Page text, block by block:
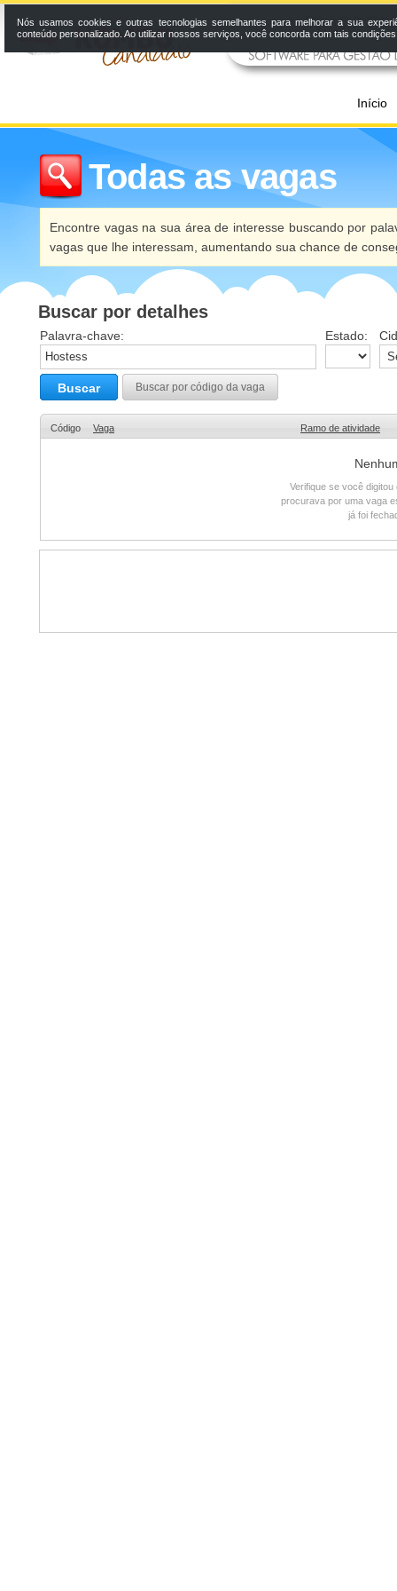
Início
Todas as vagas
Encontre vagas na sua área de interesse buscando por
vagas que lhe interessam, aumentando sua chance de
Buscar por detalhes
Palavra-chave: Estado:
Buscar Buscar por código da vaga
Código Vaga Ramo de atividade
Verifique se você
procurava por uma vaga
já foi
Nós usamos cookies e outras tecnologias semelhantes para melhorar a sua
conteúdo personalizado. Ao utilizar nossos serviços, você concorda com tais